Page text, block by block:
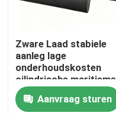
Thuis
Producten
Video's
Zware Laad stabiele
aanleg lage
onderhoudskosten
cilindrische maritieme
fenders dok rubberen
bumperAanvraag sturen